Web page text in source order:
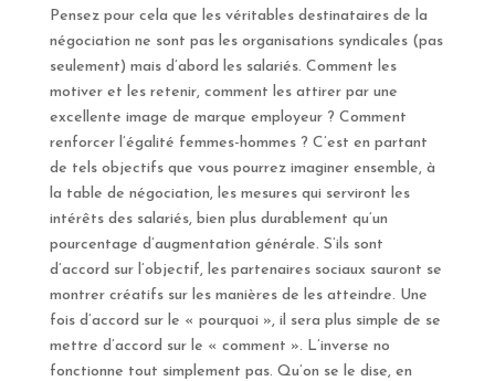
Pensez pour cela que les véritables destinataires de la
négociation ne sont pas les organisations syndicales (pas
seulement) mais d’abord les salariés. Comment les
motiver et les retenir, comment les attirer par une
excellente image de marque employeur ? Comment
renforcer l’égalité femmes-hommes ? C’est en partant
de tels objectifs que vous pourrez imaginer ensemble, à
la table de négociation, les mesures qui serviront les
intérêts des salariés, bien plus durablement qu’un
pourcentage d’augmentation générale. S’ils sont
d’accord sur l’objectif, les partenaires sociaux sauront se
montrer créatifs sur les manières de les atteindre. Une
fois d’accord sur le « pourquoi », il sera plus simple de se
mettre d’accord sur le « comment ». L’inverse no
fonctionne tout simplement pas. Qu’on se le dise, en